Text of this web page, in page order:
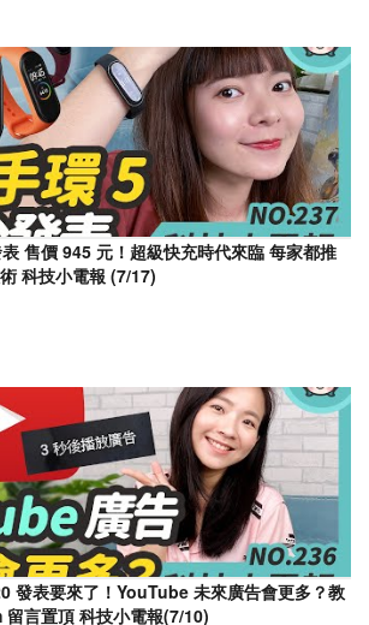
售價 945 元！超級快充時代來臨 每家都推
科技小電報 (7/17)
發表要來了！YouTube 未來廣告會更多？教
言置頂 科技小電報(7/10)